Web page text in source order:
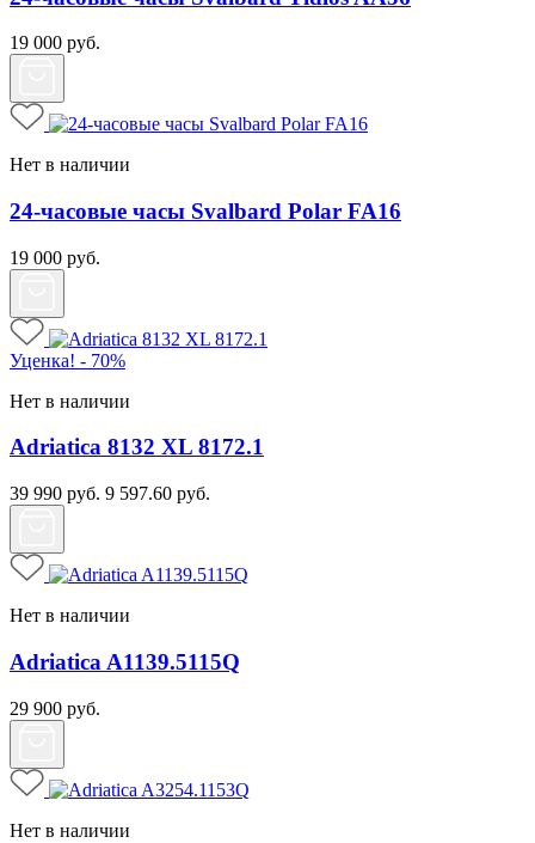
19 000 руб.
Нет в наличии
24-часовые часы Svalbard Polar FA16
19 000 руб.
Уценка! - 70%
Нет в наличии
Adriatica 8132 XL 8172.1
39 990 руб. 9 597.60 руб.
Нет в наличии
Adriatica A1139.5115Q
29 900 руб.
Нет в наличии